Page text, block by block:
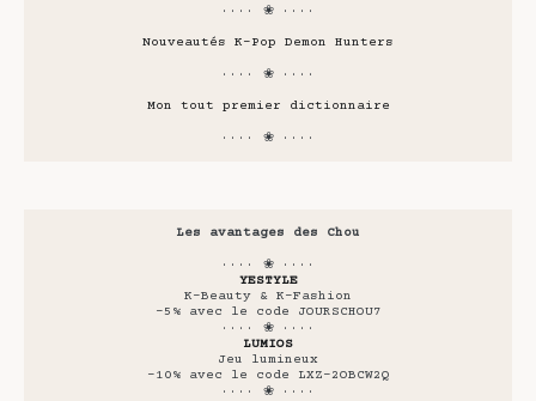
···· ❀ ····
Nouveautés K-Pop Demon Hunters
···· ❀ ····
Mon tout premier dictionnaire
···· ❀ ····
Les avantages des Chou
···· ❀ ····
YESTYLE
K-Beauty & K-Fashion
-5% avec le code JOURSCHOU7
···· ❀ ····
LUMIOS
Jeu lumineux
-10% avec le code LXZ-2OBCW2Q
···· ❀ ····